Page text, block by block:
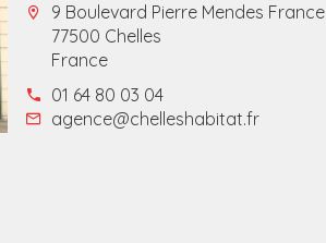
9 Boulevard Pierre Mendes France
77500 Chelles
France
01 64 80 03 04
agence@chelleshabitat.fr